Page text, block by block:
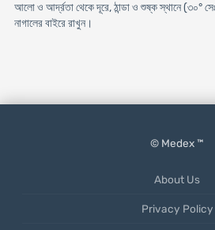
আলো ও আর্দ্রতা থেকে দূরে, ঠান্ডা ও শুষ্ক স্থানে (৩০°
নাগালের বাইরে রাখুন।
© Medex ™
About Us
Privacy Policy